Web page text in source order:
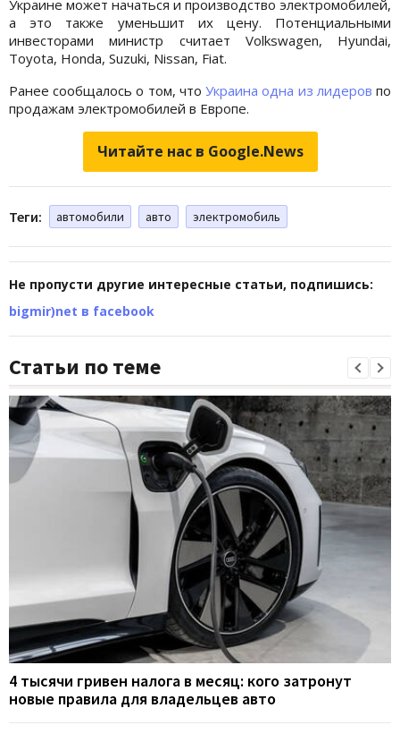
Украине может начаться и производство электромобилей,
а это также уменьшит их цену. Потенциальными
инвесторами министр считает Volkswagen, Hyundai,
Toyota, Honda, Suzuki, Nissan, Fiat.
Ранее сообщалось о том, чтоУкраина одна из лидеров по
продажам электромобилей в Европе.
Читайте нас в Google.News
Теги: автомобили авто электромобиль
Не пропусти другие интересные статьи, подпишись:
bigmir)net в facebook
Статьи по теме
4 тысячи гривен налога в месяц: кого затронут
новые правила для владельцев авто